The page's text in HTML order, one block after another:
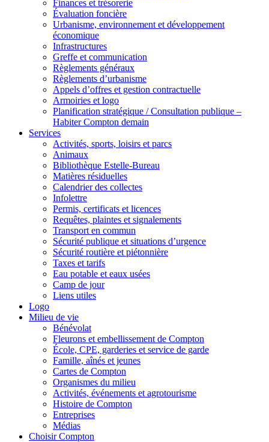
Finances et trésorerie
Évaluation foncière
Urbanisme, environnement et développement
économique
Infrastructures
Greffe et communication
Règlements généraux
Règlements d’urbanisme
Appels d’offres et gestion contractuelle
Armoiries et logo
Planification stratégique / Consultation publique –
Habiter Compton demain
Services
Activités, sports, loisirs et parcs
Animaux
Bibliothèque Estelle-Bureau
Matières résiduelles
Calendrier des collectes
Infolettre
Permis, certificats et licences
Requêtes, plaintes et signalements
Transport en commun
Sécurité publique et situations d’urgence
Sécurité routière et piétonnière
Taxes et tarifs
Eau potable et eaux usées
Camp de jour
Liens utiles
Logo
Milieu de vie
Bénévolat
Fleurons et embellissement de Compton
École, CPE, garderies et service de garde
Famille, aînés et jeunes
Cartes de Compton
Organismes du milieu
Activités, événements et agrotourisme
Histoire de Compton
Entreprises
Médias
Choisir Compton